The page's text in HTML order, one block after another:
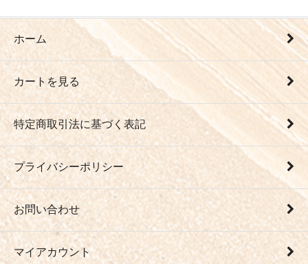
ホーム
カートを見る
特定商取引法に基づく表記
プライバシーポリシー
お問い合わせ
マイアカウント